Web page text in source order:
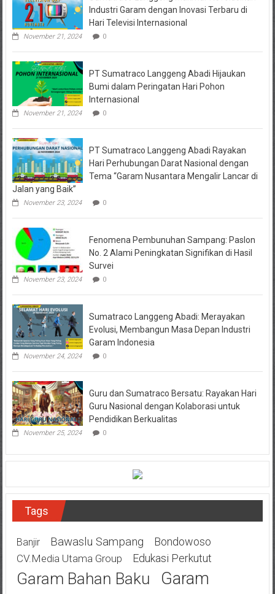
Industri Garam dengan Inovasi Terbaru di
Hari Televisi Internasional
November 21, 2024 0
PT Sumatraco Langgeng Abadi Hijaukan
Bumi dalam Peringatan Hari Pohon
Internasional
November 21, 2024 0
PT Sumatraco Langgeng Abadi Rayakan
Hari Perhubungan Darat Nasional dengan
Tema “Garam Nusantara Mengalir Lancar di
Jalan yang Baik”
November 23, 2024 0
Fenomena Pembunuhan Sampang: Paslon
No. 2 Alami Peningkatan Signifikan di Hasil
Survei
November 23, 2024 0
Sumatraco Langgeng Abadi: Merayakan
Evolusi, Membangun Masa Depan Industri
Garam Indonesia
November 24, 2024 0
Guru dan Sumatraco Bersatu: Rayakan Hari
Guru Nasional dengan Kolaborasi untuk
Pendidikan Berkualitas
November 25, 2024 0
Tags
Banjir Bawaslu Sampang Bondowoso
CV.Media Utama Group Edukasi Perkutut
Garam Bahan Baku
Garam